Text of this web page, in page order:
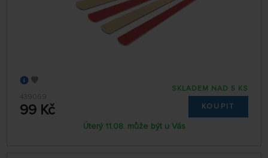
439069
99 Kč
SKLADEM NAD 5 KS
KOUPIT
Úterý 11.08. může být u Vás